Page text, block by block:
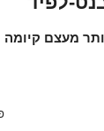
מעצם קיומה